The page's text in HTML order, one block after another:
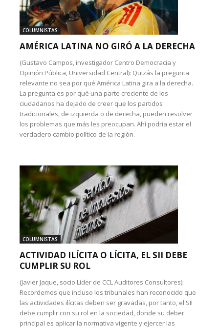
COLUMNISTAS
AMÉRICA LATINA NO GIRÓ A LA DERECHA
(Gustavo Campos, investigador Centro Democracia y
Opinión Pública, Universidad Central): Quizás la pregunta
relevante no sea por qué América Latina gira a la derecha.
La pregunta es por qué una parte creciente de los
ciudadanos ha dejado de creer que los partidos
tradicionales, de izquierda o de derecha, pueden resolver
los problemas que más les preocupan. Ahí podría estar el
verdadero cambio político de la región.
COLUMNISTAS
ACTIVIDAD ILÍCITA O LÍCITA, EL SII DEBE
CUMPLIR SU ROL
(Javier Jaque, socio Líder de CCL Auditores Consultores):
Recordemos que incluso los tribunales han reconocido que
las actividades ilícitas deben ser gravadas, por tanto, el SII
debe cumplir con su rol en la sociedad, donde su deber
principal es aplicar la normativa vigente y ejercer las